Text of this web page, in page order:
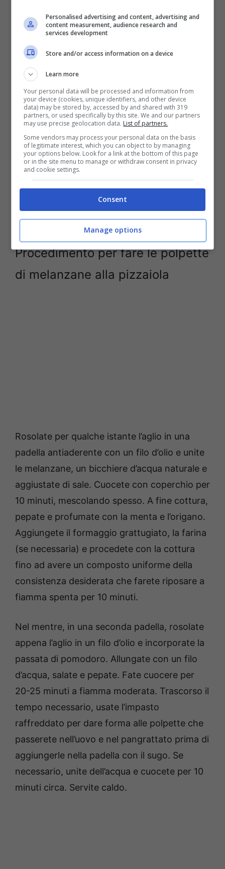
melanzane tagliate a pezzettini
30 ml di olio evo
pepe, origano, menta tritata q.b.
qualche cucchiaio di pangrattato
uova q.b.
farina q.b. (se necessaria)
per la salsa alla pizzaiola
mezzo spicchio d’aglio nero tritato
sale, pepe
un barattolo di passata di pomodoro
Procedimento per fare le polpette
di melanzane alla pizzaiola
Rosolate per qualche istante l’aglio in una
padella antiaderente con un filo d’olio e unite
le melanzane, un bicchiere d’acqua naturale e
aggiustate di sale. Cuocete con coperchio per
10 minuti, mescolando spesso. A fine cottura,
pepate e profumate con la menta e l’origano.
Aggiungete il formaggio grattugiato, la farina
(se necessaria) e procedete con la cottura
fino ad avere un composto uniforme della
consistenza desiderata che farete riposare a
fiamma spenta per 10 minuti.
Nel mentre, in una seconda padella, rosolate
appena l’aglio in un filo d’olio e incorporate la
passata di pomodoro. Allungate con un filo
d’acqua, salate e pepate. Fate cuocere per
20-25 minuti a fiamma moderata. Trascorso il
tempo necessario, usate l’impasto
raffreddato per dare forma alle polpette che
passerete nell’uovo e nel pangrattato prima di
aggiungerle nella padella con il sugo. Se
necessario, unite dell’acqua e cuocete per 10
minuti circa. Servite caldo.
Personalised advertising and content, advertising and
content measurement, audience research and
services development
Store and/or access information on a device
Learn more
Your personal data will be processed and information from
your device (cookies, unique identifiers, and other device
data) may be stored by, accessed by and shared with 319
partners, or used specifically by this site. We and our partners
may use precise geolocation data. List of partners.
Some vendors may process your personal data on the basis
of legitimate interest, which you can object to by managing
your options below. Look for a link at the bottom of this page
or in the site menu to manage or withdraw consent in privacy
and cookie settings.
Consent
Manage options